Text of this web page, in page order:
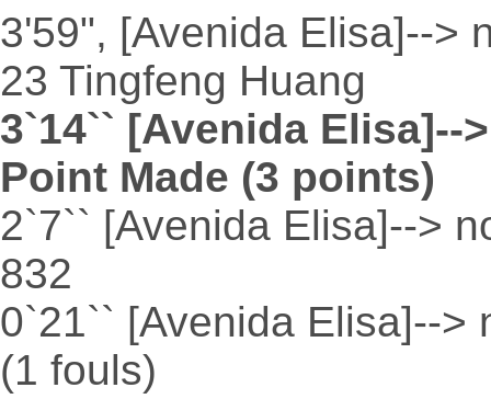
3'59", [Avenida Elisa]-->
23 Tingfeng Huang
3`14`` [Avenida Elisa]--
Point Made (3 points)
2`7`` [Avenida Elisa]-->
832
0`21`` [Avenida Elisa]-->
(1 fouls)